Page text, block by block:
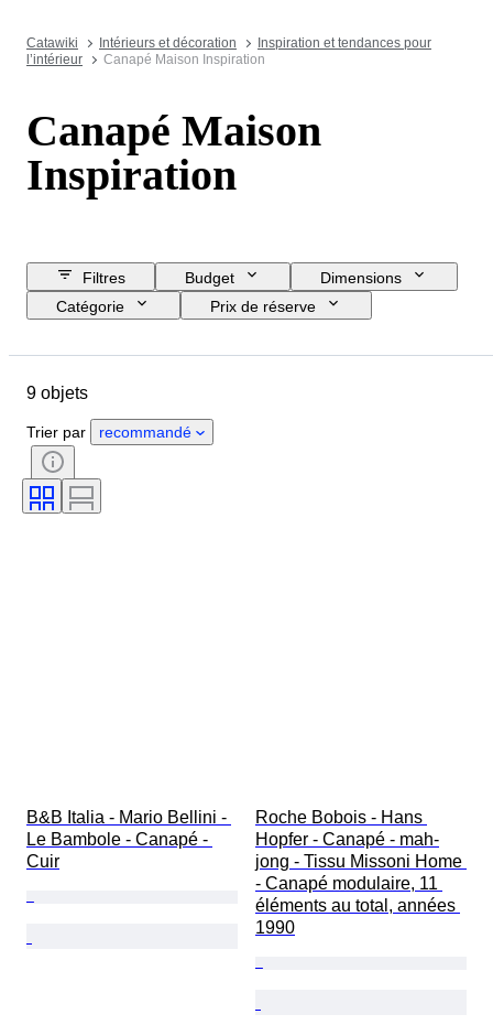
Catawiki Intérieurs et décoration
Inspiration et tendances pour
l’intérieur
Canapé Maison Inspiration
Canapé Maison
Inspiration
Filtres Budget
Dimensions
Catégorie
Prix de réserve
Pays d’origine
Époque
Couleur
Époque
Modèle
9 objets
Trier par recommandé
B&B Italia - Mario Bellini -
Le Bambole - Canapé -
Cuir
Roche Bobois - Hans
Hopfer - Canapé - mah-
jong - Tissu Missoni Home
- Canapé modulaire, 11
éléments au total, années
1990